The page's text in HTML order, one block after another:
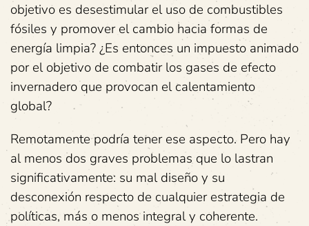
objetivo es desestimular el uso de combustibles
fósiles y promover el cambio hacia formas de
energía limpia? ¿Es entonces un impuesto animado
por el objetivo de combatir los gases de efecto
invernadero que provocan el calentamiento
global?
Remotamente podría tener ese aspecto. Pero hay
al menos dos graves problemas que lo lastran
significativamente: su mal diseño y su
desconexión respecto de cualquier estrategia de
políticas, más o menos integral y coherente.